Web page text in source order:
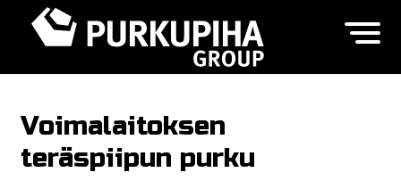
Voimalaitoksen
teräspiipun purku